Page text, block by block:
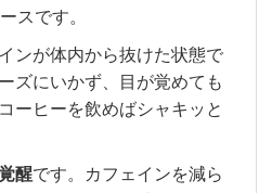
スです。
ンが体内から抜けた状態で
ズにいかず、目が覚めても
ーヒーを飲めばシャキッと
醒です。カフェインを減ら